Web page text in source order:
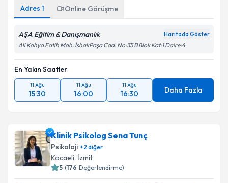
Adres 1 Online Görüşme
AŞA Eğitim & Danışmanlık Haritada Göster
Ali Kahya Fatih Mah. İshakPaşa Cad. No:35 B Blok Kat:1 Daire:4
En Yakın Saatler
11 Ağu
15:30
11 Ağu
16:00
11 Ağu
16:30 Daha Fazla
Klinik Psikolog Sena Tunç
Psikoloji +2 diğer
Kocaeli, İzmit
5 (176 Değerlendirme)